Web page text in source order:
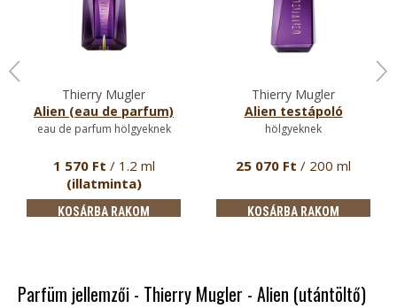
Thierry Mugler
Alien (eau de parfum)
eau de parfum hölgyeknek
1 570 Ft / 1.2 ml
(illatminta)
KOSÁRBA RAKOM
Thierry Mugler
Alien testápoló
hölgyeknek
25 070 Ft / 200 ml
KOSÁRBA RAKOM
Parfüm jellemzői - Thierry Mugler - Alien (utántöltő)